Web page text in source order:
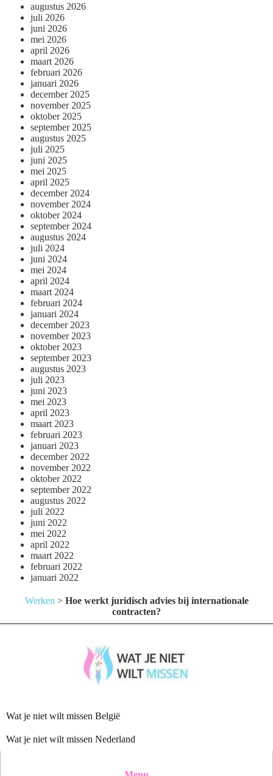
augustus 2026
juli 2026
juni 2026
mei 2026
april 2026
maart 2026
februari 2026
januari 2026
december 2025
november 2025
oktober 2025
september 2025
augustus 2025
juli 2025
juni 2025
mei 2025
april 2025
december 2024
november 2024
oktober 2024
september 2024
augustus 2024
juli 2024
juni 2024
mei 2024
april 2024
maart 2024
februari 2024
januari 2024
december 2023
november 2023
oktober 2023
september 2023
augustus 2023
juli 2023
juni 2023
mei 2023
april 2023
maart 2023
februari 2023
januari 2023
december 2022
november 2022
oktober 2022
september 2022
augustus 2022
juli 2022
juni 2022
mei 2022
april 2022
maart 2022
februari 2022
januari 2022
Werken > Hoe werkt juridisch advies bij internationale
contracten?
Wat je niet wilt missen België
Wat je niet wilt missen Nederland